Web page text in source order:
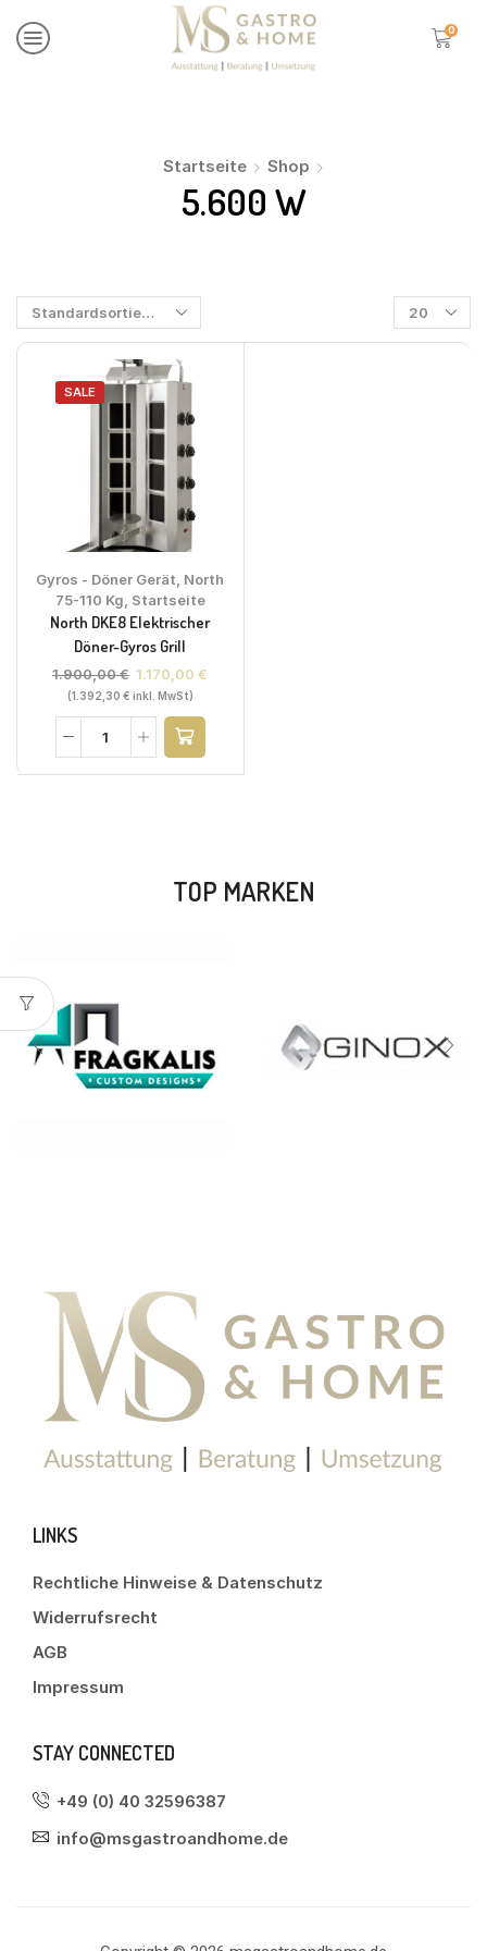
0
Startseite Shop
5.600 W
SALE
Gyros - Döner Gerät North
75-110 Kg Startseite
North DKE8 Elektrischer
Döner-Gyros Grill
1.900,00€ 1.170,00€
(1.392,30 € inkl. MwSt)
TOP MARKEN
LINKS
Rechtliche Hinweise & Datenschutz
Widerrufsrecht
AGB
Impressum
STAY CONNECTED
+49 (0) 40 32596387
info@msgastroandhome.de